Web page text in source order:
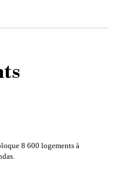
8 600 logements à